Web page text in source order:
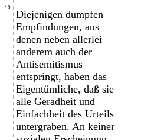
10
Diejenigen dumpfen
Empfindungen, aus
denen neben allerlei
anderem auch der
Antisemitismus
entspringt, haben das
Eigentümliche, daß sie
alle Geradheit und
Einfachheit des Urteils
untergraben. An keiner